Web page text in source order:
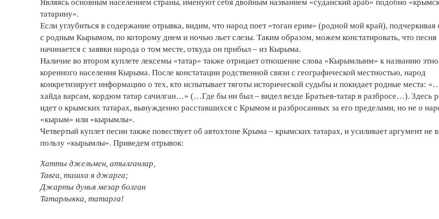
Являясь ­основным населением страны, именуют себя двойным названием «суданский араб» подобно
татарину».
Если углубиться в содержание­ отрывка, видим, что народ поет «тоган ерим» (родной мой край), подчеркивая
с родным Кырымом, по которому днем и ночью льет слезы. Таким образом, можем констатировать, что песня
начинается с заявки народа о том месте, откуда он прибыл – из Кырыма.
Наличие во втором куплете лексемы «татар» также отрицает отношение слова «Кырымлыим» к названию
коренного населения Кырыма. После констатации родственной связи с географической местностью, народ
конкретизирует информацию о тех, кто испытывает тяготы исторической судьбы и покидает родные места:
хайда варсам, кордюм татар сачилган…» (…Где бы ни был – видел везде Братьев-татар в разбросе…). Здесь
идет о крымских татарах, вынужденно расставшихся с Крымом и разбросанных за его пределами, но не о
«кырым» или «кырымлы».
Четвертый куплет песни также повествует об автохтоне Крыма – крымских татарах, и усиливает аргумент не в
пользу «кырымлы». Приведем отрывок:
Хатты джельмен, атылганлар,
Тавга, ташха я джарга;
Джарты дунья мезар болган
Татарлыкка, татарга!